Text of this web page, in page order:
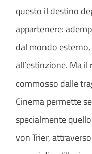
questo il destino
appartenere:
dal mondo
all’estinzione. Ma
commosso dalle
Cinema permette
specialmente
von Trier,